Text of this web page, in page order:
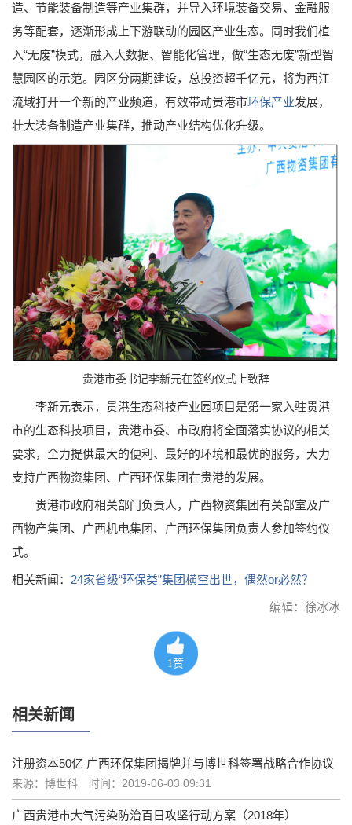
造、节能装备制造等产业集群，并导入环境装备交易、金融服
务等配套，逐渐形成上下游联动的园区产业生态。同时我们植
入“无废”模式，融入大数据、智能化管理，做“生态无废”新型智
慧园区的示范。园区分两期建设，总投资超千亿元，将为西江
流域打开一个新的产业频道，有效带动贵港市环保产业发展，
壮大装备制造产业集群，推动产业结构优化升级。
贵港市委书记李新元在签约仪式上致辞
李新元表示，贵港生态科技产业园项目是第一家入驻贵港
市的生态科技项目，贵港市委、市政府将全面落实协议的相关
要求，全力提供最大的便利、最好的环境和最优的服务，大力
支持广西物资集团、广西环保集团在贵港的发展。
贵港市政府相关部门负责人，广西物资集团有关部室及广
西物产集团、广西机电集团、广西环保集团负责人参加签约仪
式。
相关新闻： 24家省级“环保类”集团横空出世，偶然or必然？
编辑：徐冰冰
1赞
相关新闻
注册资本50亿 广西环保集团揭牌并与博世科签署战略合作协议
来源：博世科 时间：2019-06-03 09:31
广西贵港市大气污染防治百日攻坚行动方案（2018年）